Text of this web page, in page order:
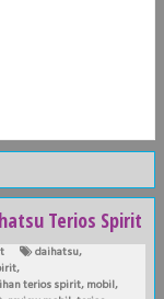
Terios Spirit
daihatsu,
,
terios spirit, mobil ,